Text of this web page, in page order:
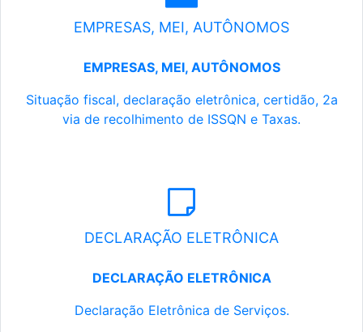
EMPRESAS, MEI, AUTÔNOMOS
EMPRESAS, MEI, AUTÔNOMOS
Situação fiscal, declaração eletrônica, certidão, 2a
via de recolhimento de ISSQN e Taxas.
DECLARAÇÃO ELETRÔNICA
DECLARAÇÃO ELETRÔNICA
Declaração Eletrônica de Serviços.